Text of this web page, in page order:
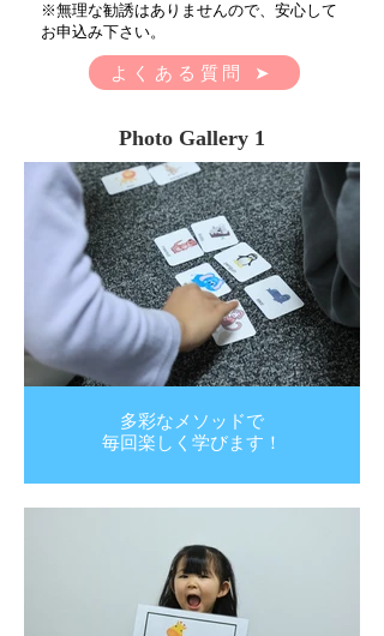
​※無理な勧誘はありませんので、安心して
お申込み下さい。
よくある質問 ➤
Photo Gallery 1
多彩なメソッドで
毎回楽しく学びます！